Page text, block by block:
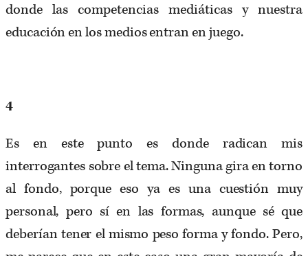
donde las competencias mediáticas y nuestra
educación en los medios entran en juego.
4
Es en este punto es donde radican mis
interrogantes sobre el tema. Ninguna gira en torno
al fondo, porque eso ya es una cuestión muy
personal, pero sí en las formas, aunque sé que
deberían tener el mismo peso forma y fondo. Pero,